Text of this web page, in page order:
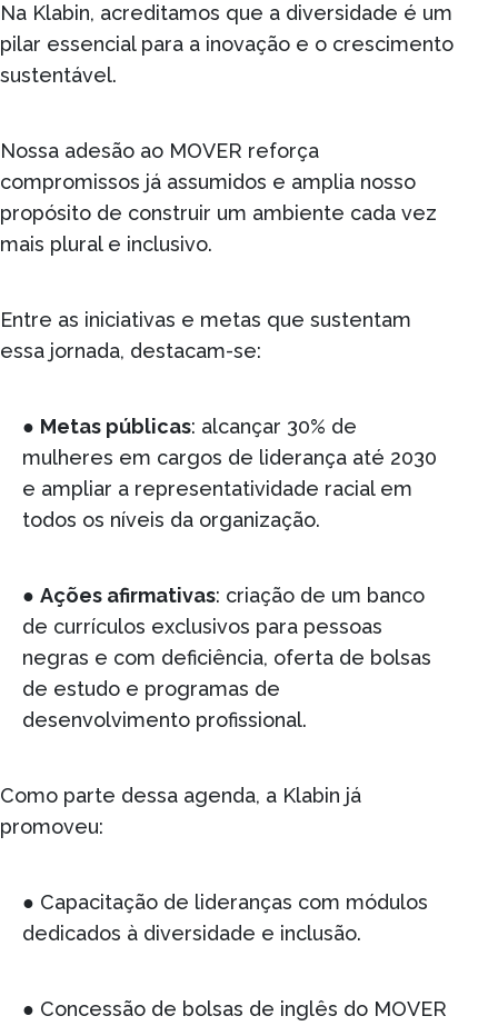
Na Klabin, acreditamos que a diversidade é um
pilar essencial para a inovação e o crescimento
sustentável.
Nossa adesão ao MOVER reforça
compromissos já assumidos e amplia nosso
propósito de construir um ambiente cada vez
mais plural e inclusivo.
Entre as iniciativas e metas que sustentam
essa jornada, destacam-se:
● Metas públicas: alcançar 30% de
mulheres em cargos de liderança até 2030
e ampliar a representatividade racial em
todos os níveis da organização.
●Ações afirmativas: criação de um banco
de currículos exclusivos para pessoas
negras e com deficiência, oferta de bolsas
de estudo e programas de
desenvolvimento profissional.
Como parte dessa agenda, a Klabin já
promoveu:
● Capacitação de lideranças com módulos
dedicados à diversidade e inclusão.
● Concessão de bolsas de inglês do MOVER